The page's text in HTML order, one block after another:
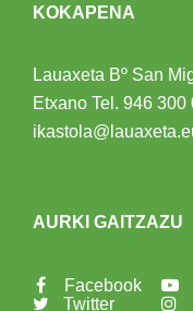
KOKAPENA
Lauaxeta Bº San
Etxano Tel. 946 300
AURKI GAITZAZU
Facebook
Twitter